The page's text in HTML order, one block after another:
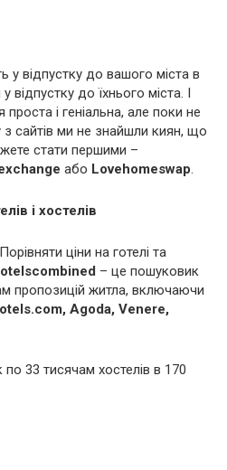
у відпустку до вашого міста в
відпустку до їхнього міста. І
і геніальна, але поки не
з сайтів ми не знайшли киян, що
стати першими –
або Lovehomeswap.
і хостелів
ціни на готелі та
– це пошуковик
пропозицій житла, включаючи
Agoda, Venere,
33 тисячам хостелів в 170